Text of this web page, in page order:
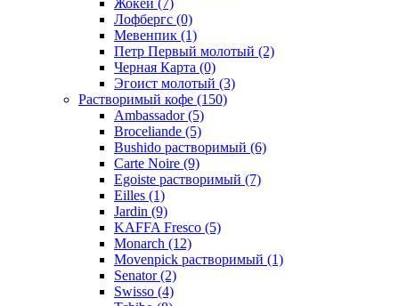
Лофбергс (0)
Мевенпик (1)
Петр Первый молотый (2)
Черная Карта (0)
Эгоист молотый (3)
Растворимый кофе (150)
Ambassador(5)
Broceliande (5)
Bushido растворимый (6)
Carte Noire (9)
Egoiste растворимый (7)
Eilles (1)
Jardin (9)
KAFFA Fresco (5)
Monarch (12)
Movenpick растворимый (1)
Senator(2)
Swisso (4)